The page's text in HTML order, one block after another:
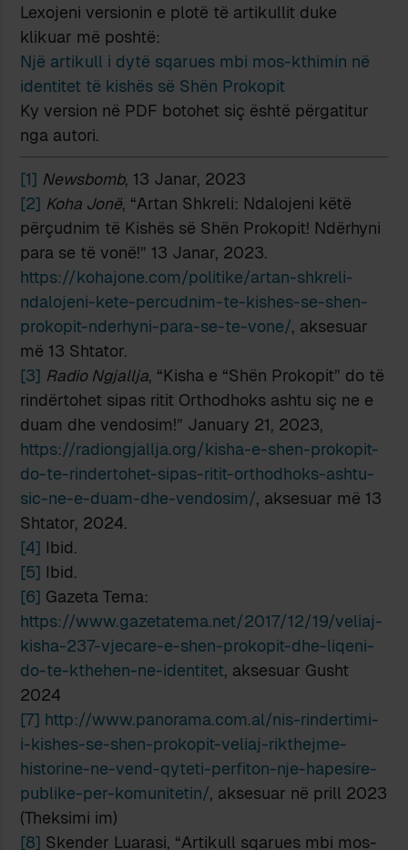
Lexojeni versionin e plotë të artikullit duke
klikuar më poshtë:
Një artikull i dytë sqarues mbi mos-kthimin në
identitet të kishës së Shën Prokopit
Ky version në PDF botohet siç është përgatitur
nga autori.
[1] Newsbomb, 13 Janar, 2023
[2] Koha Jonë, “Artan Shkreli: Ndalojeni këtë
përçudnim të Kishës së Shën Prokopit! Ndërhyni
para se të vonë!” 13 Janar, 2023.
https://kohajone.com/politike/artan-shkreli-
ndalojeni-kete-percudnim-te-kishes-se-shen-
prokopit-nderhyni-para-se-te-vone/, aksesuar
më 13 Shtator.
[3] Radio Ngjallja, “Kisha e “Shën Prokopit” do të
rindërtohet sipas ritit Orthodhoks ashtu siç ne e
duam dhe vendosim!” January 21, 2023,
https://radiongjallja.org/kisha-e-shen-prokopit-
do-te-rindertohet-sipas-ritit-orthodhoks-ashtu-
sic-ne-e-duam-dhe-vendosim/, aksesuar më 13
Shtator, 2024.
[4] Ibid.
[5] Ibid.
[6] Gazeta Tema:
https://www.gazetatema.net/2017/12/19/veliaj-
kisha-237-vjecare-e-shen-prokopit-dhe-liqeni-
do-te-kthehen-ne-identitet, aksesuar Gusht
2024
[7] http://www.panorama.com.al/nis-rindertimi-
i-kishes-se-shen-prokopit-veliaj-rikthejme-
historine-ne-vend-qyteti-perfiton-nje-hapesire-
publike-per-komunitetin/, aksesuar në prill 2023
(Theksimi im)
[8] Skender Luarasi, “Artikull sqarues mbi mos-